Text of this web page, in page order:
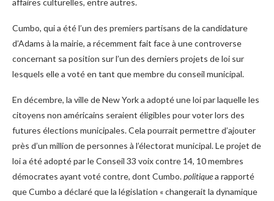
affaires culturelles, entre autres.
Cumbo, qui a été l’un des premiers partisans de la candidature
d’Adams à la mairie, a récemment fait face à une controverse
concernant sa position sur l’un des derniers projets de loi sur
lesquels elle a voté en tant que membre du conseil municipal.
En décembre, la ville de New York a adopté une loi par laquelle les
citoyens non américains seraient éligibles pour voter lors des
futures élections municipales. Cela pourrait permettre d’ajouter
près d’un million de personnes à l’électorat municipal. Le projet de
loi a été adopté par le Conseil 33 voix contre 14, 10 membres
démocrates ayant voté contre, dont Cumbo.politiquea rapporté
que Cumbo a déclaré que la législation « changerait la dynamique